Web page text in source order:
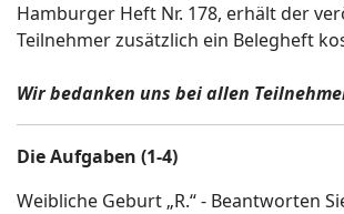
Hamburger Heft Nr. 178, erhält der
Teilnehmer zusätzlich ein Belegheft
Wir bedanken uns bei allen
Die Aufgaben (1-4)
Weibliche Geburt „R.“ - Beantworten